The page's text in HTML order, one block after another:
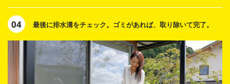
04 最後に排水溝をチェック。ゴミがあれば、取り除いて完了。